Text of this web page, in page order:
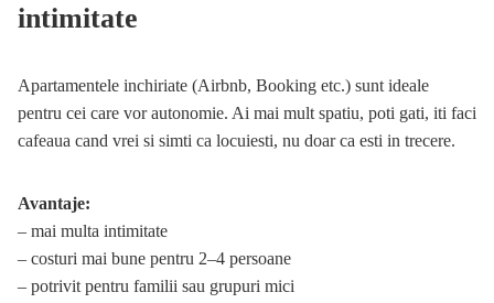
intimitate
Apartamentele inchiriate (Airbnb, Booking etc.) sunt ideale
pentru cei care vor autonomie. Ai mai mult spatiu, poti gati, iti faci
cafeaua cand vrei si simti ca locuiesti, nu doar ca esti in trecere.
Avantaje:
– mai multa intimitate
– costuri mai bune pentru 2–4 persoane
– potrivit pentru familii sau grupuri mici